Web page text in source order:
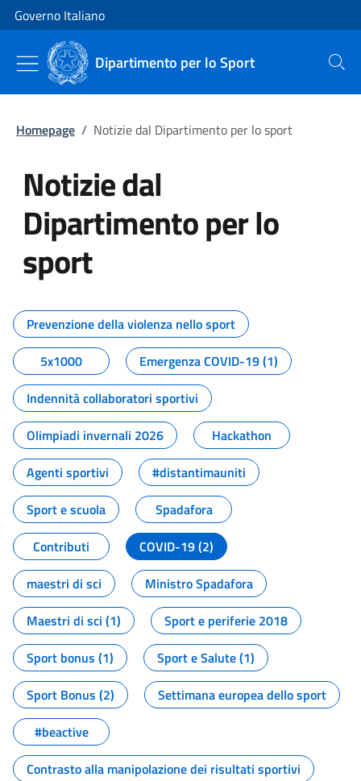
Vai al contenuto
Vai alla navigazione del sito
Governo Italiano
Dipartimento per lo Sport Cerca
Homepage / Notizie dal Dipartimento per lo sport
Notizie dal
Dipartimento per lo
sport
Tutti i contenuti della pagina
Prevenzione della violenza nello sport
5x1000
Emergenza COVID-19 (1)
Indennità collaboratori sportivi
Olimpiadi invernali 2026
Hackathon
Agenti sportivi
#distantimauniti
Sport e scuola
Spadafora
Contributi
COVID-19 (2)
maestri di sci
Ministro Spadafora
Maestri di sci (1)
Sport e periferie 2018
Sport bonus (1)
Sport e Salute (1)
Sport Bonus (2)
Settimana europea dello sport
#beactive
Contrasto alla manipolazione dei risultati sportivi